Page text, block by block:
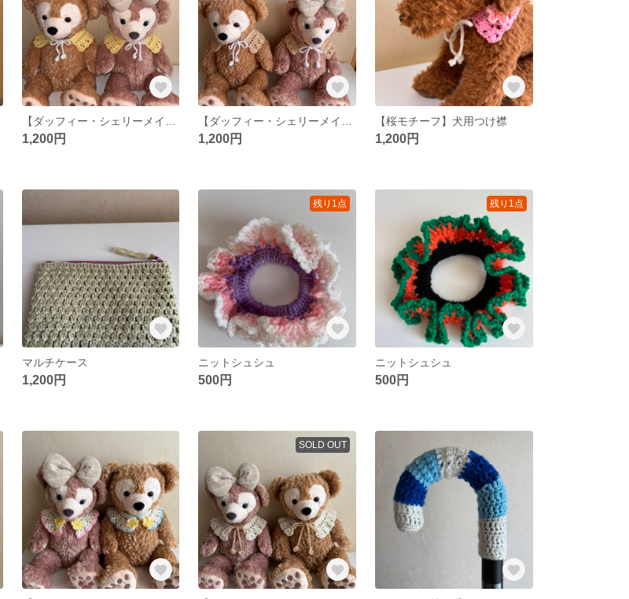
1,200円 1,200円
【桜モチーフ】犬用つけ襟
1,200円
マルチケース
1,200円
残り1点
ニットシュシュ
500円
残り1点
ニットシュシュ
500円
SOLD OUT